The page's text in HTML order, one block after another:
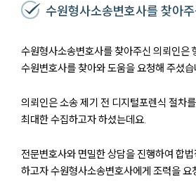
수원형사소송변호사를 찾아
수원형사소송변호사를 찾아주신 의뢰인은
수원변호사를 찾아와 도움을 요청해 주셨습
의뢰인은 소송 제기 전 디지털포렌식 절차
최대한 수집하고자 하셨는데요.
전문변호사와 면밀한 상담을 진행하여 합
하고자 수원형사소송변호사에게 조력을 요